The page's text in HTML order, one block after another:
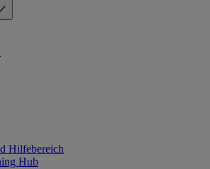
Hilfebereich
Hub